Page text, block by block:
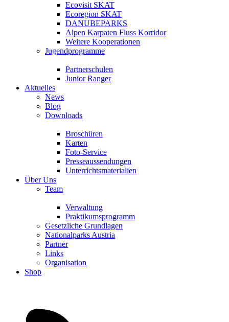
Ecovisit SKAT
Ecoregion SKAT
DANUBEPARKS
Alpen Karpaten Fluss Korridor
Weitere Kooperationen
Jugendprogramme
Partnerschulen
Junior Ranger
Aktuelles
News
Blog
Downloads
Broschüren
Karten
Foto-Service
Presseaussendungen
Unterrichtsmaterialien
Über Uns
Team
Verwaltung
Praktikumsprogramm
Gesetzliche Grundlagen
Nationalparks Austria
Partner
Links
Organisation
Shop